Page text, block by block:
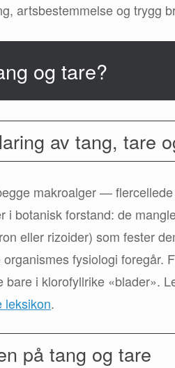
artsbestemmelse og trygg
og tare?
av tang, tare
makroalger —
i botanisk forstand: de
eller rizoider) som fester
fysiologi foregår.
bare i klorofyllrike «blader».
leksikon.
på tang og tare